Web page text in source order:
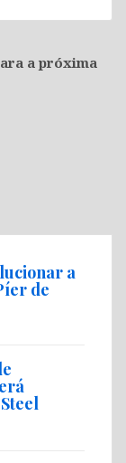
a próxima
a
de